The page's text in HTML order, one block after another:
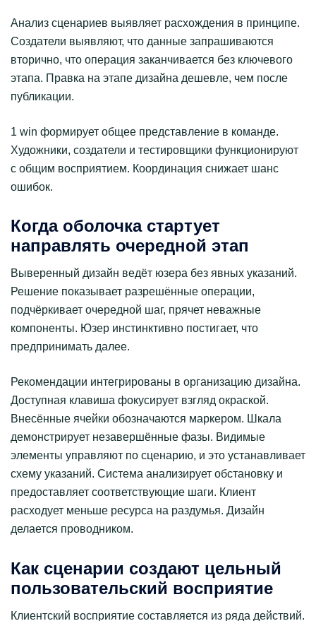
Анализ сценариев выявляет расхождения в принципе.
Создатели выявляют, что данные запрашиваются
вторично, что операция заканчивается без ключевого
этапа. Правка на этапе дизайна дешевле, чем после
публикации.
1 win формирует общее представление в команде.
Художники, создатели и тестировщики функционируют
с общим восприятием. Координация снижает шанс
ошибок.
Когда оболочка стартует
направлять очередной этап
Выверенный дизайн ведёт юзера без явных указаний.
Решение показывает разрешённые операции,
подчёркивает очередной шаг, прячет неважные
компоненты. Юзер инстинктивно постигает, что
предпринимать далее.
Рекомендации интегрированы в организацию дизайна.
Доступная клавиша фокусирует взгляд окраской.
Внесённые ячейки обозначаются маркером. Шкала
демонстрирует незавершённые фазы. Видимые
элементы управляют по сценарию, и это устанавливает
схему указаний. Система анализирует обстановку и
предоставляет соответствующие шаги. Клиент
расходует меньше ресурса на раздумья. Дизайн
делается проводником.
Как сценарии создают цельный
пользовательский восприятие
Клиентский восприятие составляется из ряда действий.